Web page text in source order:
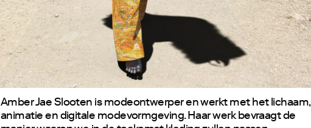
Amber Jae Slooten is modeontwerper en werkt met het lichaam,
animatie en digitale modevormgeving. Haar werk bevraagt de